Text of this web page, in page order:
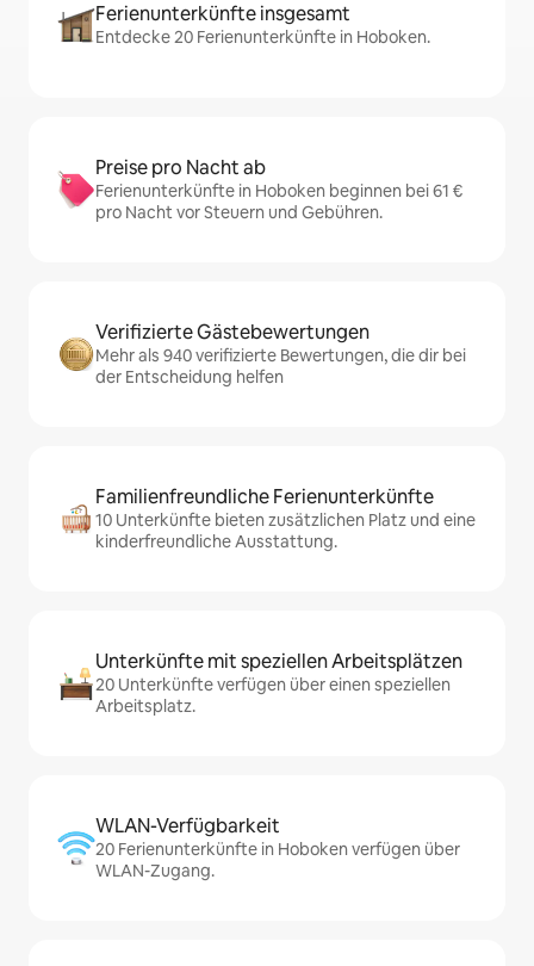
Ferienunterkünfte insgesamt
Entdecke 20 Ferienunterkünfte in Hoboken.
Preise pro Nacht ab
Ferienunterkünfte in Hoboken beginnen bei 61 €
pro Nacht vor Steuern und Gebühren.
Verifizierte Gästebewertungen
Mehr als 940 verifizierte Bewertungen, die dir bei
der Entscheidung helfen
Familienfreundliche Ferienunterkünfte
10 Unterkünfte bieten zusätzlichen Platz und eine
kinderfreundliche Ausstattung.
Unterkünfte mit speziellen Arbeitsplätzen
20 Unterkünfte verfügen über einen speziellen
Arbeitsplatz.
WLAN-Verfügbarkeit
20 Ferienunterkünfte in Hoboken verfügen über
WLAN-Zugang.